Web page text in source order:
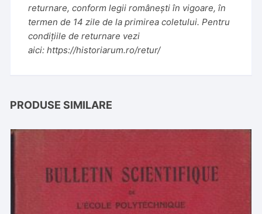
returnare, conform legii românești în vigoare, în
termen de 14 zile de la primirea coletului. Pentru
condițiile de returnare vezi
aici:https://historiarum.ro/retur/
PRODUSE SIMILARE